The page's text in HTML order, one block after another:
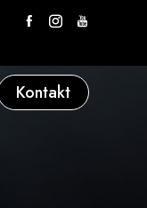
Kontakt